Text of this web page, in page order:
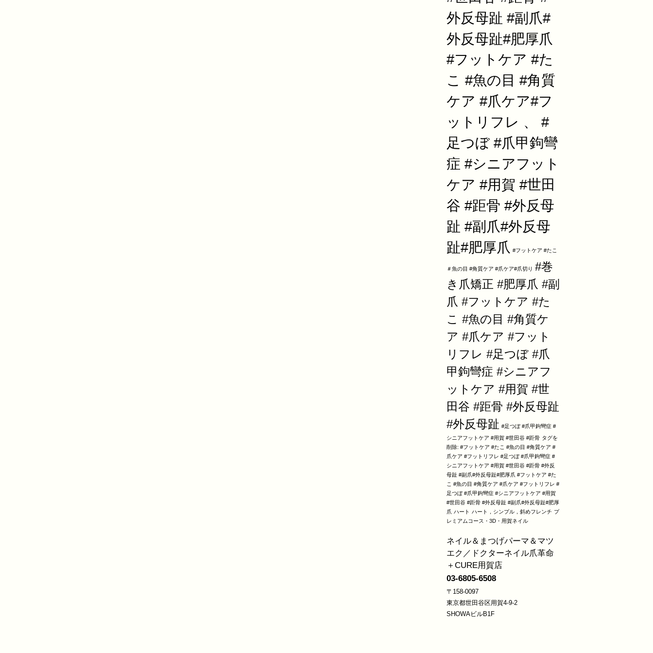
外反母趾 #副爪#
外反母趾#肥厚爪
#フットケア #た
こ #魚の目 #角質
ケア #爪ケア#フ
ットリフレ 、 #
足つぼ #爪甲鉤彎
症 #シニアフット
ケア #用賀 #世田
谷 #距骨 #外反母
趾 #副爪#外反母
趾#肥厚爪 #フットケア #たこ
＃魚の目 #角質ケア #爪ケア#爪切り #巻
き爪矯正 #肥厚爪 #副
爪 #フットケア #た
こ #魚の目 #角質ケ
ア #爪ケア #フット
リフレ #足つぼ #爪
甲鉤彎症 #シニアフ
ットケア #用賀 #世
田谷 #距骨 #外反母趾
#外反母趾 #足つぼ #爪甲鉤彎症 #
シニアフットケア #用賀 #世田谷 #距骨 タグを
削除: #フットケア #たこ #魚の目 #角質ケア #
爪ケア #フットリフレ #足つぼ #爪甲鉤彎症 #
シニアフットケア #用賀 #世田谷 #距骨 #外反
母趾 #副爪#外反母趾#肥厚爪 #フットケア #た
こ #魚の目 #角質ケア #爪ケア #フットリフレ #
足つぼ #爪甲鉤彎症 #シニアフットケア #用賀
#世田谷 #距骨 #外反母趾 #副爪#外反母趾#肥厚
爪 ハート ハート，シンプル，斜めフレンチ プ
レミアムコース・3D・用賀ネイル
ネイル＆まつげパーマ＆マツ
エク／ドクターネイル爪革命
＋CURE用賀店
03-6805-6508
〒158-0097
東京都世田谷区用賀4-9-2
SHOWAビルB1F